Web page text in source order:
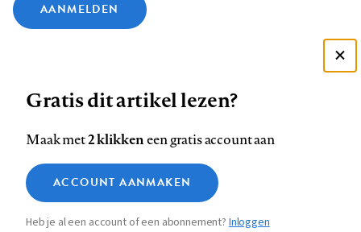
AANMELDEN
ons
op
Facebook
ons
op
LinkedIn
ons
op
Bluesky
ons
op
Instagram
ons
op
YouTube
ons
Footer
navigation
Contact Colofon Disclaimer Privacy
Medische vragen verdienen
betrouwbare antwoorden
Gratis dit artikel lezen?
Maak met2 klikkeneen gratis account aan
ACCOUNT AANMAKEN
Heb je al een account of een abonnement?Inloggen
Zie onze cookie policy
Analytische cookies
Marketing cookies